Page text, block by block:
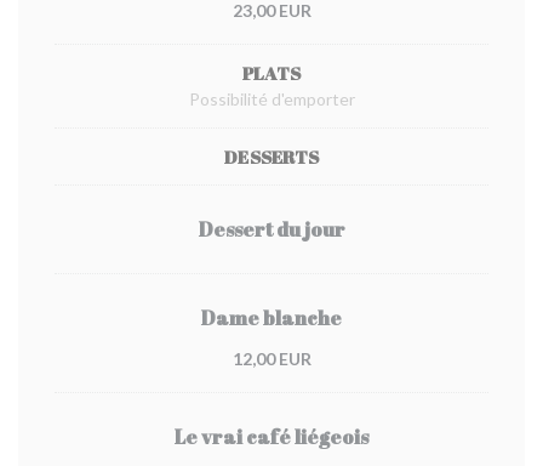
23,00 EUR
PLATS
Possibilité d'emporter
DESSERTS
Dessert du jour
Dame blanche
12,00 EUR
Le vrai café liégeois